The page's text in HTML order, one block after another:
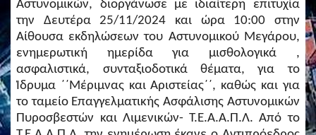
Αστυνομικών, διοργάνωσε με ιδιαίτερη επιτυχία
την Δευτέρα 25/11/2024 και ώρα 10:00 στην
Αίθουσα εκδηλώσεων του Αστυνομικού Μεγάρου,
ενημερωτική ημερίδα για μισθολογικά ,
ασφαλιστικά, συνταξιοδοτικά θέματα, για το
Ίδρυμα ΄΄Μέριμνας και Αριστείας΄΄, καθώς και για
το ταμείο Επαγγελματικής Ασφάλισης Αστυνομικών
Πυροσβεστών και Λιμενικών- Τ.Ε.Α.Α.Π.Λ. Από το